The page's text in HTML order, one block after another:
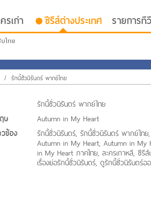
รเก่า ซีรีส์ต่างประเทศ รายการทีวี
ไทย
/ รักนี้ชั่วนิรันดร์ พากย์ไทย
รักนี้ชั่วนิรันดร์ พากย์ไทย
ษ
Autumn in My Heart
ข้อง
รักนี้ชั่วนิรันดร์, รักนี้ชั่วนิรันดร์ พากย์ไท
Autumn in My Heart, Autumn in My
in My Heart ภาคไทย, ละครเกาหลี, ซีรีส์
เรื่องย่อรักนี้ชั่วนิรันดร์, ดูรักนี้ชั่วนิรันดร์ออ